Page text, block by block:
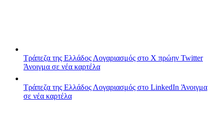
Τράπεζα της Ελλάδος Λογαριασμός στο X πρώην Twitter
Άνοιγμα σε νέα καρτέλα
Τράπεζα της Ελλάδος Λογαριασμός στο LinkedIn Άνοιγμα
σε νέα καρτέλα